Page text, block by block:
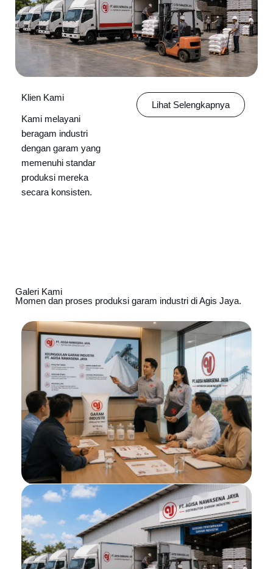
Klien Kami
Kami melayani
beragam industri
dengan garam yang
memenuhi standar
produksi mereka
secara konsisten.
Lihat Selengkapnya
Galeri Kami
Momen dan proses produksi garam industri di Agis Jaya.